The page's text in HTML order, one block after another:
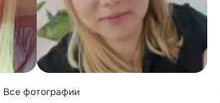
Все фотографии